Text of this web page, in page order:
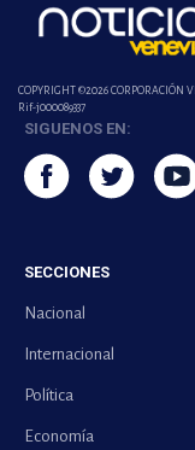
COPYRIGHT ©2026 CORPORACIÓN
Rif-j000089337
SIGUENOS EN:
SECCIONES
Nacional
Internacional
Política
Economía